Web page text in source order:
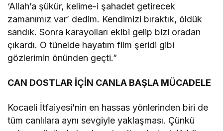
‘Allah’a şükür, kelime-i şahadet getirecek
zamanımız var’ dedim. Kendimizi bıraktık, öldük
sandık. Sonra karayolları ekibi gelip bizi oradan
çıkardı. O tünelde hayatım film şeridi gibi
gözlerimin önünden geçti.”
CAN DOSTLAR İÇİN CANLA BAŞLA MÜCADELE
Kocaeli İtfaiyesi’nin en hassas yönlerinden biri de
tüm canlılara aynı sevgiyle yaklaşması. Çünkü